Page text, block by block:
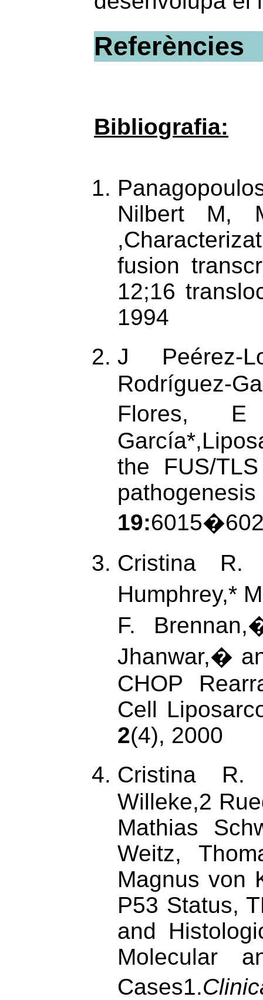
Referències
Bibliografia:
Nilbert M,
fusion
12;16
1994
J Peérez-
Rodríguez-
Flores,
the FUS/
19:
Cristina R.
Humphrey,*
F.
Jhanwar,�
CHOP
Cell
2(4), 2000
Cristina R.
Willeke,2
Mathias
Weitz,
Magnus von
P53 Status,
and
Molecular
Cases1.